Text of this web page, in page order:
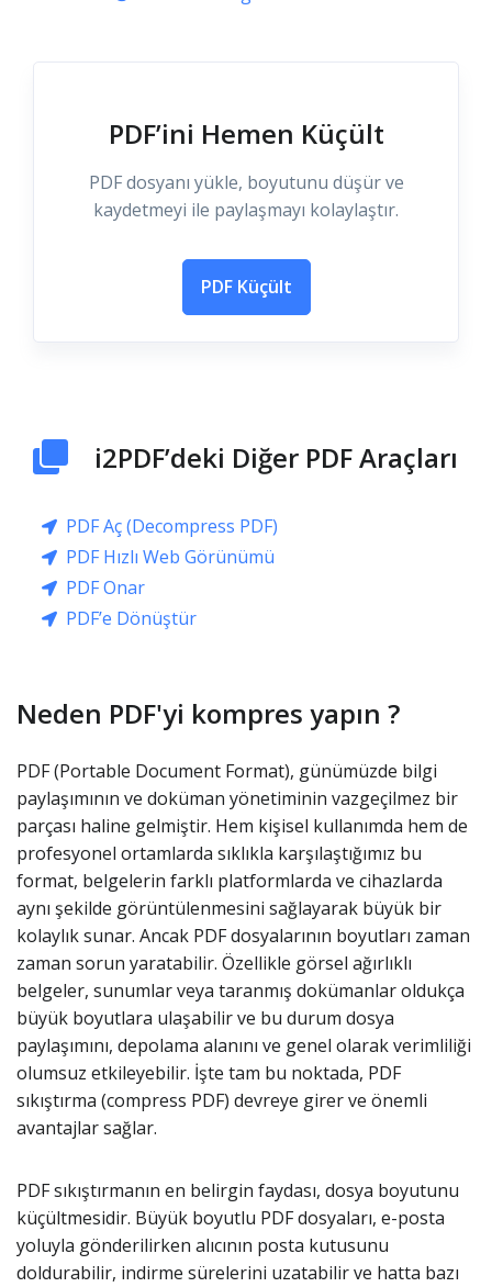
PDF’ini Hemen Küçült
PDF dosyanı yükle, boyutunu düşür ve
kaydetmeyi ile paylaşmayı kolaylaştır.
PDF Küçült
i2PDF’deki Diğer PDF Araçları
PDF Aç (Decompress PDF)
PDF Hızlı Web Görünümü
PDF Onar
PDF’e Dönüştür
Neden PDF'yi kompres yapın ?
PDF (Portable Document Format), günümüzde bilgi
paylaşımının ve doküman yönetiminin vazgeçilmez bir
parçası haline gelmiştir. Hem kişisel kullanımda hem de
profesyonel ortamlarda sıklıkla karşılaştığımız bu
format, belgelerin farklı platformlarda ve cihazlarda
aynı şekilde görüntülenmesini sağlayarak büyük bir
kolaylık sunar. Ancak PDF dosyalarının boyutları zaman
zaman sorun yaratabilir. Özellikle görsel ağırlıklı
belgeler, sunumlar veya taranmış dokümanlar oldukça
büyük boyutlara ulaşabilir ve bu durum dosya
paylaşımını, depolama alanını ve genel olarak verimliliği
olumsuz etkileyebilir. İşte tam bu noktada, PDF
sıkıştırma (compress PDF) devreye girer ve önemli
avantajlar sağlar.
PDF sıkıştırmanın en belirgin faydası, dosya boyutunu
küçültmesidir. Büyük boyutlu PDF dosyaları, e-posta
yoluyla gönderilirken alıcının posta kutusunu
doldurabilir, indirme sürelerini uzatabilir ve hatta bazı